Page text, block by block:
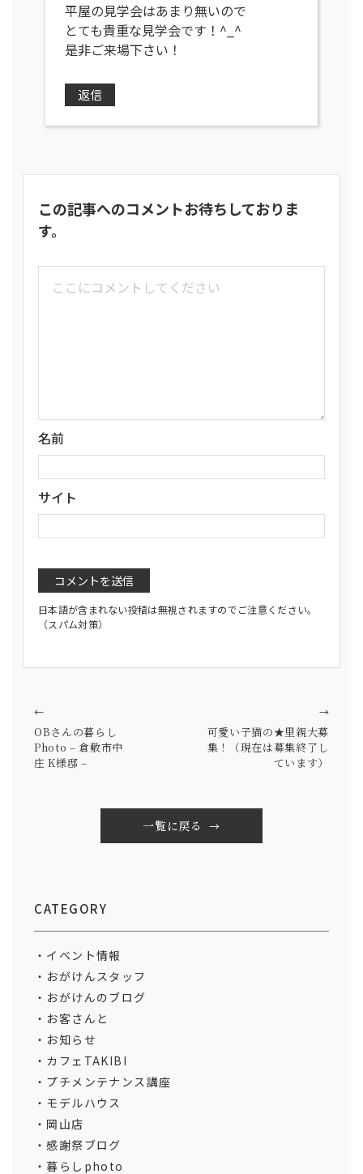
平屋の見学会はあまり無いので
とても貴重な見学会です！^_^
是非ご来場下さい！
返信
この記事へのコメントお待ちしておりま
す。
名前
サイト
日本語が含まれない投稿は無視されますのでご注意ください。
（スパム対策）
OBさんの暮らし
Photo – 倉敷市中
庄 K様邸 –
←
一覧に戻る
可愛い子猫の★里親大募
集！（現在は募集終了し
ています）
→
CATEGORY
イベント情報
おがけんスタッフ
おがけんのブログ
お客さんと
お知らせ
カフェTAKIBI
プチメンテナンス講座
モデルハウス
岡山店
感謝祭ブログ
暮らしphoto